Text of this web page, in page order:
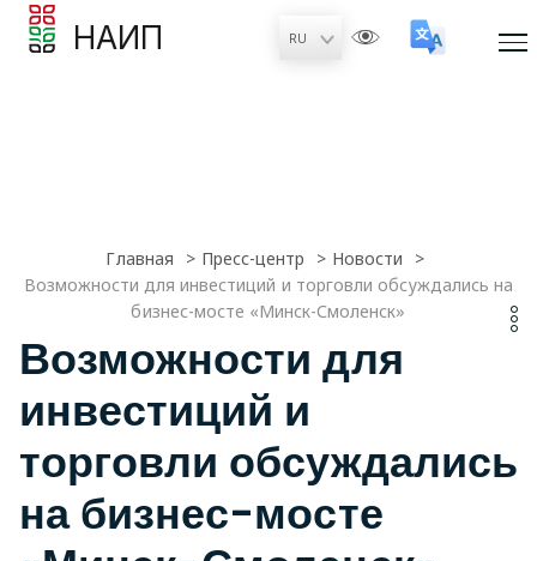
НАИП
Главная Пресс-центр
Новости
Возможности для инвестиций и торговли обсуждались на
бизнес-мосте «Минск-Смоленск»
Возможности для
инвестиций и
торговли обсуждались
на бизнес-мосте